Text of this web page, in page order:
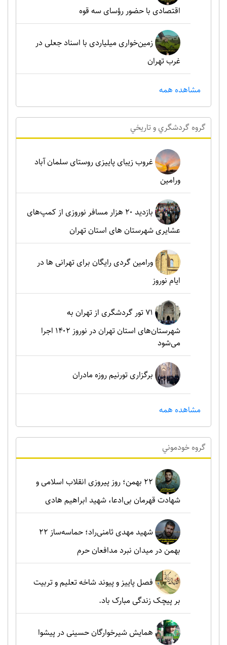
اقتصادی با حضور رؤسای سه قوه
زمین‌خواری میلیاردی با اسناد جعلی در
غرب تهران
مشاهده همه
گروه گردشگري و تاريخي
غروب زیبای پاییزی روستای سلمان آباد
ورامین
بازدید ۲۰ هزار مسافر نوروزی از کمپ‌های
عشایری شهرستان های استان تهران
ورامین گردی رایگان برای تهرانی ها در
ایام نوروز
۷۱ تور گردشگری از تهران به
شهرستان‌های استان تهران در نوروز ۱۴۰۲ اجرا
می‌شود
برگزاری تورنیم روزه مادران
مشاهده همه
گروه خودموني
۲۲ بهمن؛ روز پیروزی انقلاب اسلامی و
شهادت قهرمان بی‌ادعا، شهید ابراهیم هادی
شهید مهدی ثامنی‌راد؛ حماسه‌ساز ۲۲
بهمن در میدان نبرد مدافعان حرم
فصل پاییز و پیوند شاخه تعلیم و تربیت
بر پیچک زندگی مبارک باد.
همایش شیرخوارگان حسینی در پیشوا